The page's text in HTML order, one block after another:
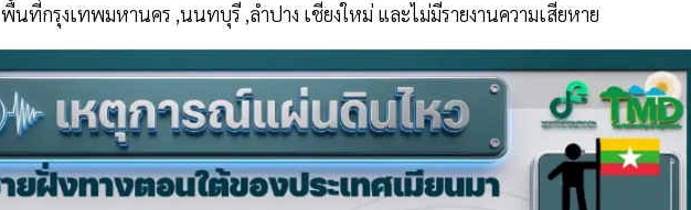
นที่กรุงเทพมหานคร ,นนทบุรี ,ลำปาง เชียงใหม่ และไม่มีรายงานความเสียหาย